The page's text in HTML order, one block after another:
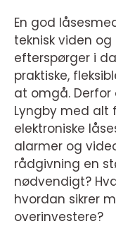
En god
teknisk viden
efterspørger i
praktiske,
at omgå.
Lyngby med alt
elektroniske
alarmer og
rådgivning en
nødvendigt?
hvordan sikrer
overinvestere?